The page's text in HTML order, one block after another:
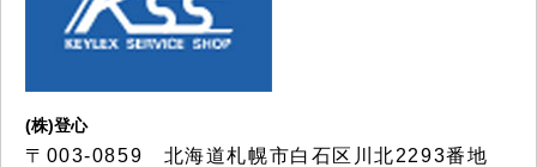
(株)登心
〒003-0859 北海道札幌市白石区川北2293番地